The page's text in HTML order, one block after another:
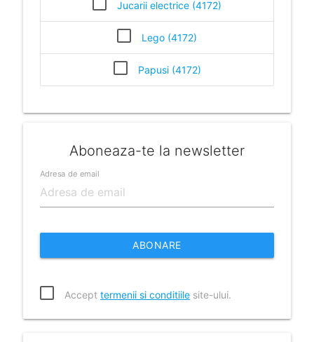
Jucarii electrice (4172)
Lego (4172)
Papusi (4172)
Aboneaza-te la newsletter
Adresa de email
ABONARE
Accept termenii si conditiilesite-ului.